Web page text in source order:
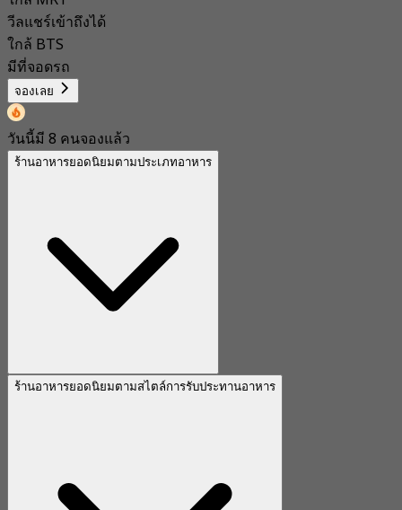
วีลแชร์เข้าถึงได้
ใกล้ BTS
มีที่จอดรถ
จองเลย
วันนี้มี 8 คนจองแล้ว
ร้านอาหารยอดนิยมตามประเภทอาหาร
ร้านอาหารยอดนิยมตามสไตล์การรับประทานอาหาร